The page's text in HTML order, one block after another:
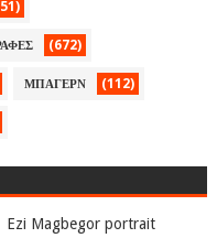
(672)
ΜΠΑΓΕΡΝ (112)
Ezi Magbegor portrait